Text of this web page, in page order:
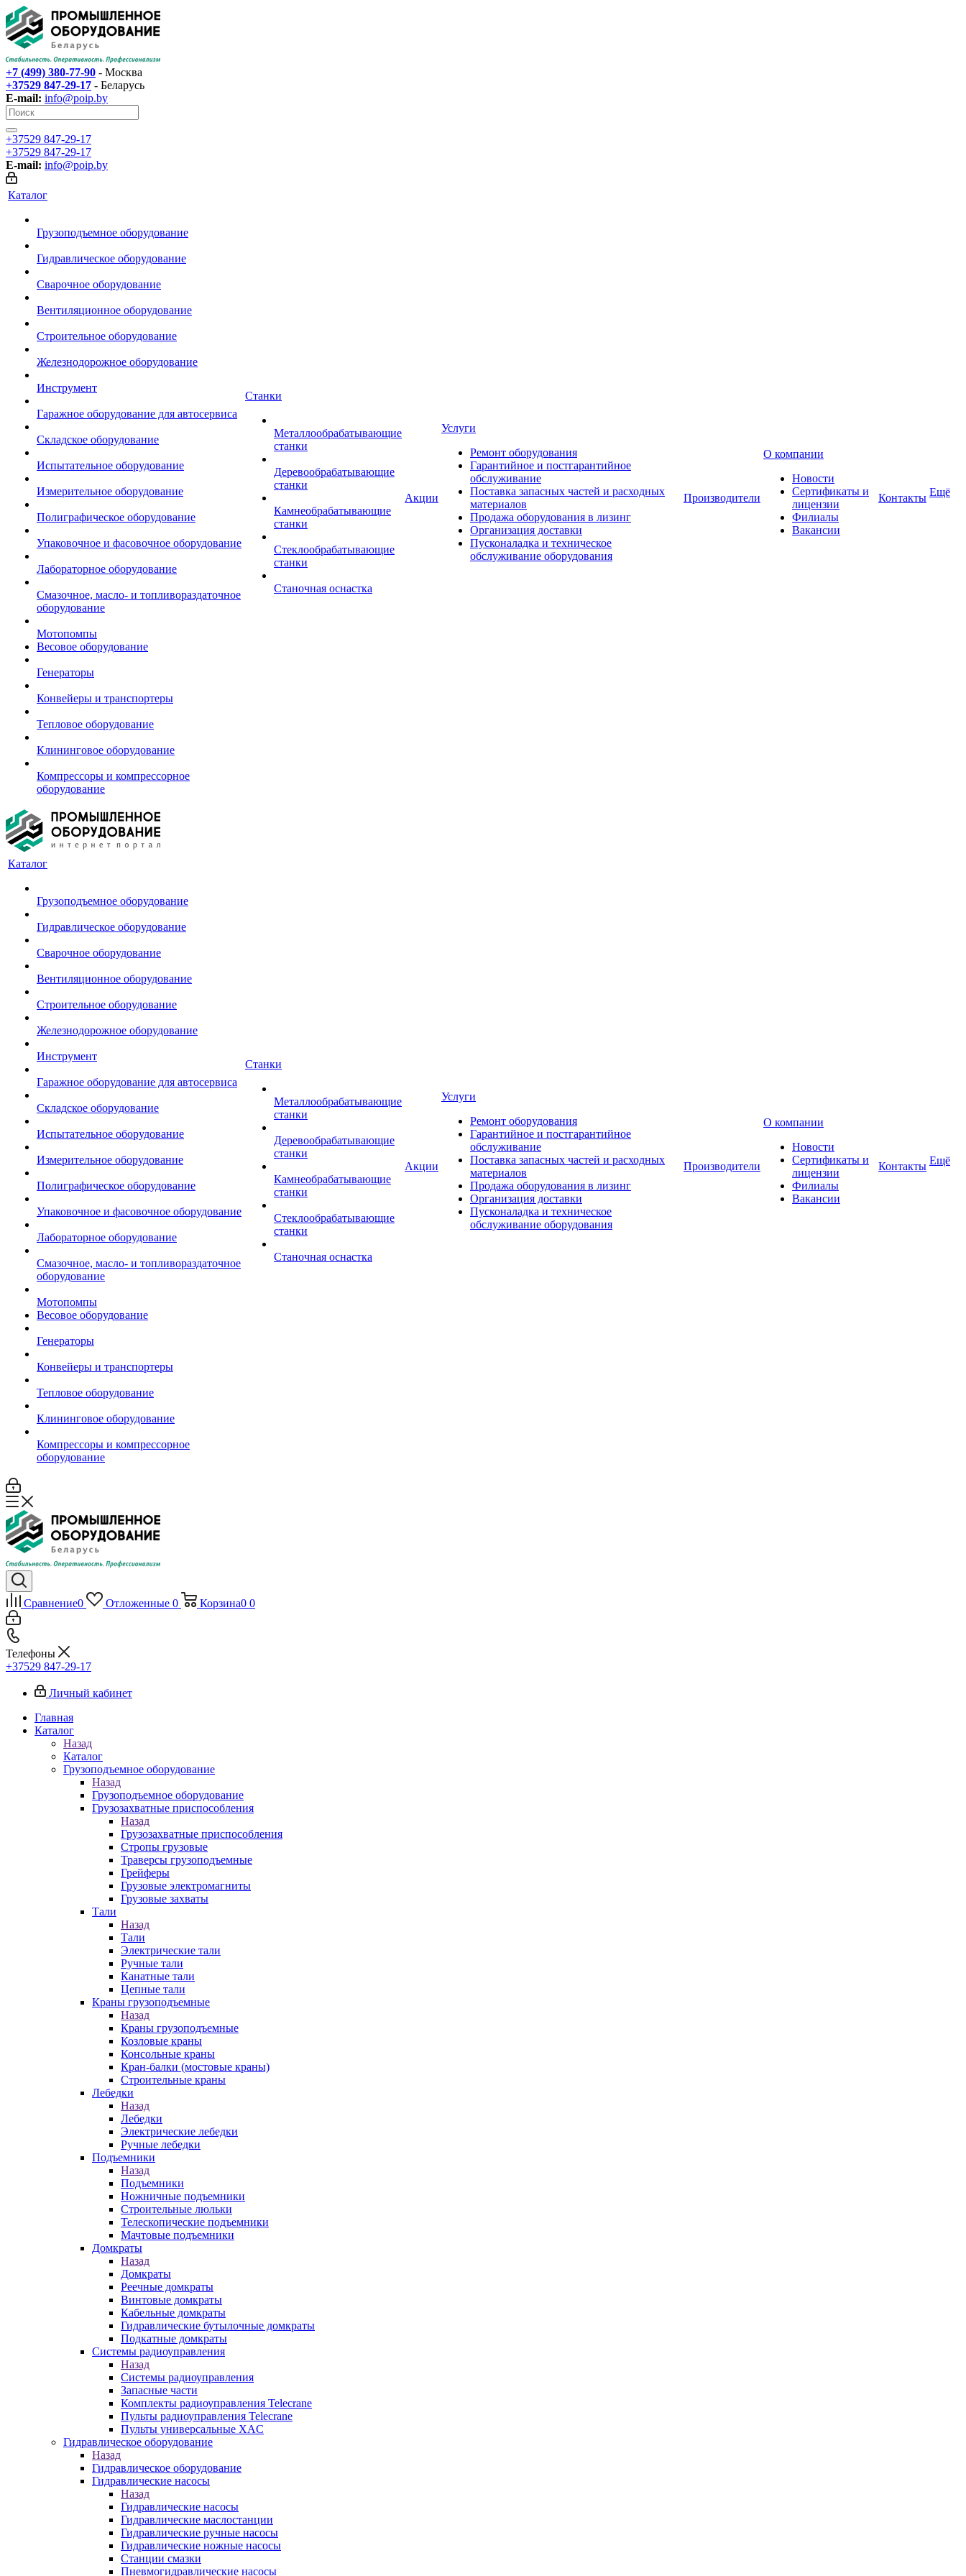
+7 (499) 380-77-90 - Москва
+37529 847-29-17‬ - Беларусь
E-mail: info@poip.by
+37529 847-29-17‬
+37529 847-29-17‬
E-mail: info@poip.by
Каталог
Грузоподъемное оборудование
Гидравлическое оборудование
Сварочное оборудование
Вентиляционное оборудование
Строительное оборудование
Железнодорожное оборудование
Инструмент
Гаражное оборудование для автосервиса
Складское оборудование
Испытательное оборудование
Измерительное оборудование
Полиграфическое оборудование
Упаковочное и фасовочное оборудование
Лабораторное оборудование
Смазочное, масло- и топливораздаточное
оборудование
Мотопомпы
Весовое оборудование
Генераторы
Конвейеры и транспортеры
Тепловое оборудование
Клининговое оборудование
Компрессоры и компрессорное
оборудование
Станки
Металлообрабатывающие
станки
Деревообрабатывающие
станки
Камнеобрабатывающие
станки
Стеклообрабатывающие
станки
Станочная оснастка
Акции
Услуги
Ремонт оборудования
Гарантийное и постгарантийное
обслуживание
Поставка запасных частей и расходных
материалов
Продажа оборудования в лизинг
Организация доставки
Пусконаладка и техническое
обслуживание оборудования
Производители
О компании
Новости
Сертификаты и
лицензии
Филиалы
Вакансии
Контакты Ещё
Каталог
Грузоподъемное оборудование
Гидравлическое оборудование
Сварочное оборудование
Вентиляционное оборудование
Строительное оборудование
Железнодорожное оборудование
Инструмент
Гаражное оборудование для автосервиса
Складское оборудование
Испытательное оборудование
Измерительное оборудование
Полиграфическое оборудование
Упаковочное и фасовочное оборудование
Лабораторное оборудование
Смазочное, масло- и топливораздаточное
оборудование
Мотопомпы
Весовое оборудование
Генераторы
Конвейеры и транспортеры
Тепловое оборудование
Клининговое оборудование
Компрессоры и компрессорное
оборудование
Станки
Металлообрабатывающие
станки
Деревообрабатывающие
станки
Камнеобрабатывающие
станки
Стеклообрабатывающие
станки
Станочная оснастка
Акции
Услуги
Ремонт оборудования
Гарантийное и постгарантийное
обслуживание
Поставка запасных частей и расходных
материалов
Продажа оборудования в лизинг
Организация доставки
Пусконаладка и техническое
обслуживание оборудования
Производители
О компании
Новости
Сертификаты и
лицензии
Филиалы
Вакансии
Контакты Ещё
Сравнение0 Отложенные 0 Корзина0 0
Телефоны
+37529 847-29-17‬
Личный кабинет
Главная
Каталог
Назад
Каталог
Грузоподъемное оборудование
Назад
Грузоподъемное оборудование
Грузозахватные приспособления
Назад
Грузозахватные приспособления
Стропы грузовые
Траверсы грузоподъемные
Грейферы
Грузовые электромагниты
Грузовые захваты
Тали
Назад
Тали
Электрические тали
Ручные тали
Канатные тали
Цепные тали
Краны грузоподъемные
Назад
Краны грузоподъемные
Козловые краны
Консольные краны
Кран-балки (мостовые краны)
Строительные краны
Лебедки
Назад
Лебедки
Электрические лебедки
Ручные лебедки
Подъемники
Назад
Подъемники
Ножничные подъемники
Строительные люльки
Телескопические подъемники
Мачтовые подъемники
Домкраты
Назад
Домкраты
Реечные домкраты
Винтовые домкраты
Кабельные домкраты
Гидравлические бутылочные домкраты
Подкатные домкраты
Системы радиоуправления
Назад
Системы радиоуправления
Запасные части
Комплекты радиоуправления Telecrane
Пульты радиоуправления Telecrane
Пульты универсальные XAC
Гидравлическое оборудование
Назад
Гидравлическое оборудование
Гидравлические насосы
Назад
Гидравлические насосы
Гидравлические маслостанции
Гидравлические ручные насосы
Гидравлические ножные насосы
Станции смазки
Пневмогидравлические насосы